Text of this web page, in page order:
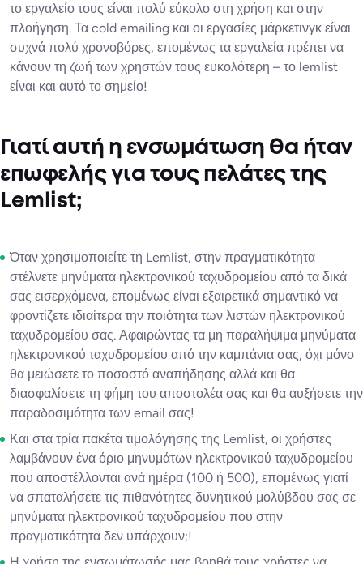
το εργαλείο τους είναι πολύ εύκολο στη χρήση και στην
πλοήγηση. Τα cold emailing και οι εργασίες μάρκετινγκ είναι
συχνά πολύ χρονοβόρες, επομένως τα εργαλεία πρέπει να
κάνουν τη ζωή των χρηστών τους ευκολότερη – το lemlist
είναι και αυτό το σημείο!
Γιατί αυτή η ενσωμάτωση θα ήταν
επωφελής για τους πελάτες της
Lemlist;
Όταν χρησιμοποιείτε τη Lemlist, στην πραγματικότητα
στέλνετε μηνύματα ηλεκτρονικού ταχυδρομείου από τα δικά
σας εισερχόμενα, επομένως είναι εξαιρετικά σημαντικό να
φροντίζετε ιδιαίτερα την ποιότητα των λιστών ηλεκτρονικού
ταχυδρομείου σας. Αφαιρώντας τα μη παραλήψιμα μηνύματα
ηλεκτρονικού ταχυδρομείου από την καμπάνια σας, όχι μόνο
θα μειώσετε το ποσοστό αναπήδησης αλλά και θα
διασφαλίσετε τη φήμη του αποστολέα σας και θα αυξήσετε την
παραδοσιμότητα των email σας!
Και στα τρία πακέτα τιμολόγησης της Lemlist, οι χρήστες
λαμβάνουν ένα όριο μηνυμάτων ηλεκτρονικού ταχυδρομείου
που αποστέλλονται ανά ημέρα (100 ή 500), επομένως γιατί
να σπαταλήσετε τις πιθανότητες δυνητικού μολύβδου σας σε
μηνύματα ηλεκτρονικού ταχυδρομείου που στην
πραγματικότητα δεν υπάρχουν;!